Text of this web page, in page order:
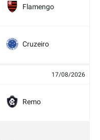
Flamengo
Cruzeiro
17/08/2026
Remo